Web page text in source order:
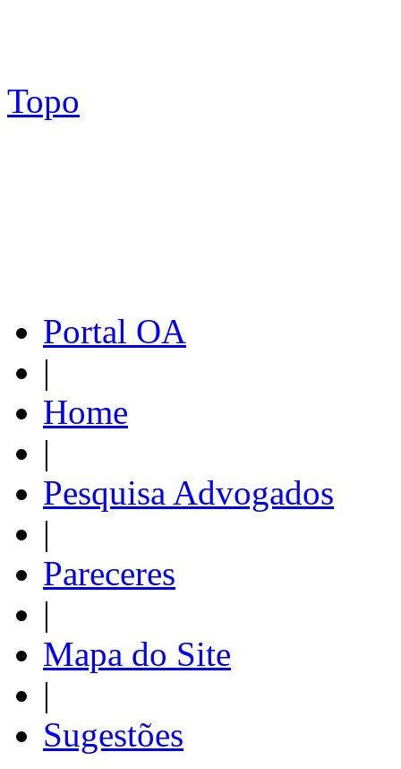
Topo
Portal OA
|
Home
|
Pesquisa Advogados
|
Pareceres
|
Mapa do Site
|
Sugestões